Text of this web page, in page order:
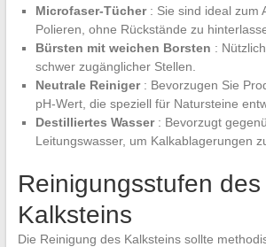
Microfaser-Tücher: Sie sind ideal zum
Polieren, ohne Rückstände zu
Bürsten mit weichen Borsten :
schwer zugänglicher Stellen.
Neutrale Reiniger: Bevorzugen Sie
pH-Wert, die speziell für Natursteine
Destilliertes Wasser: Bevorzugt
Leitungswasser, um Kalkablagerungen
Reinigungsstufen des
Kalksteins
Die Reinigung des Kalksteins sollte